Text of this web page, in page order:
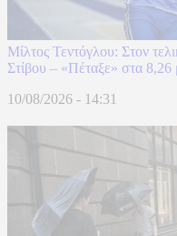
Μίλτος Τεντόγλου: Στον
Στίβου – «Πέταξε» στα 8,26
10/08/2026 - 14:31